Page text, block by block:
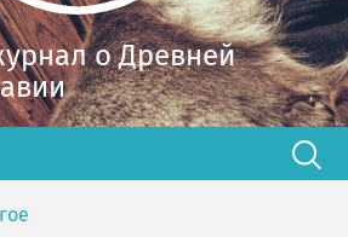
о Древней